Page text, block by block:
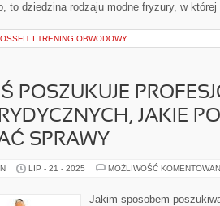
to dziedzina rodzaju modne fryzury, w
I TRENING OBWODOWY
POSZUKUJE
JAKIE
SPRAWY
LIP - 21 - 2025 MOŻLIWOŚĆ
Jakim sposobem